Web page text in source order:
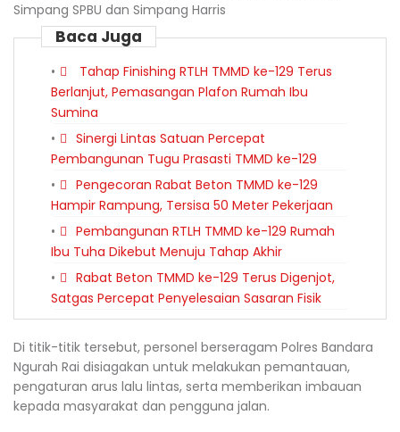
Simpang SPBU dan Simpang Harris
Baca Juga
Tahap Finishing RTLH TMMD ke-129 Terus
Berlanjut, Pemasangan Plafon Rumah Ibu
Sumina
Sinergi Lintas Satuan Percepat
Pembangunan Tugu Prasasti TMMD ke-129
Pengecoran Rabat Beton TMMD ke-129
Hampir Rampung, Tersisa 50 Meter Pekerjaan
Pembangunan RTLH TMMD ke-129 Rumah
Ibu Tuha Dikebut Menuju Tahap Akhir
Rabat Beton TMMD ke-129 Terus Digenjot,
Satgas Percepat Penyelesaian Sasaran Fisik
Di titik-titik tersebut, personel berseragam Polres Bandara
Ngurah Rai disiagakan untuk melakukan pemantauan,
pengaturan arus lalu lintas, serta memberikan imbauan
kepada masyarakat dan pengguna jalan.